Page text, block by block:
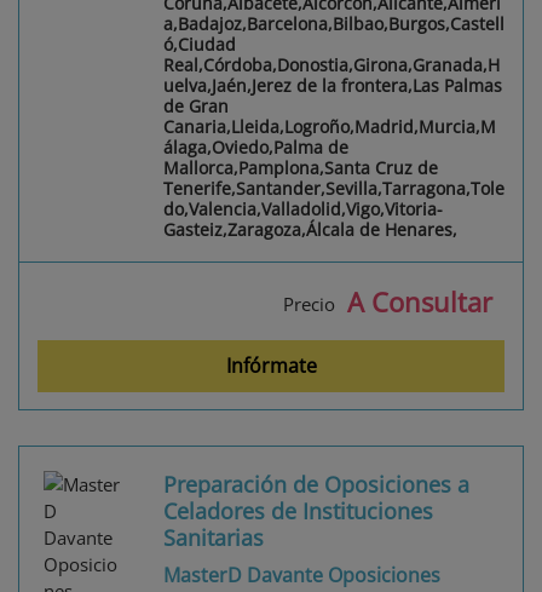
a,Badajoz,Barcelona,Bilbao,Burgos,Castell
ó,Ciudad
Real,Córdoba,Donostia,Girona,Granada,H
uelva,Jaén,Jerez de la frontera,Las Palmas
de Gran
Canaria,Lleida,Logroño,Madrid,Murcia,M
álaga,Oviedo,Palma de
Mallorca,Pamplona,Santa Cruz de
Tenerife,Santander,Sevilla,Tarragona,Tole
do,Valencia,Valladolid,Vigo,Vitoria-
Gasteiz,Zaragoza,Álcala de Henares,
Precio A Consultar
Infórmate
Preparación de Oposiciones a
Celadores de Instituciones
Sanitarias
MasterD Davante Oposiciones